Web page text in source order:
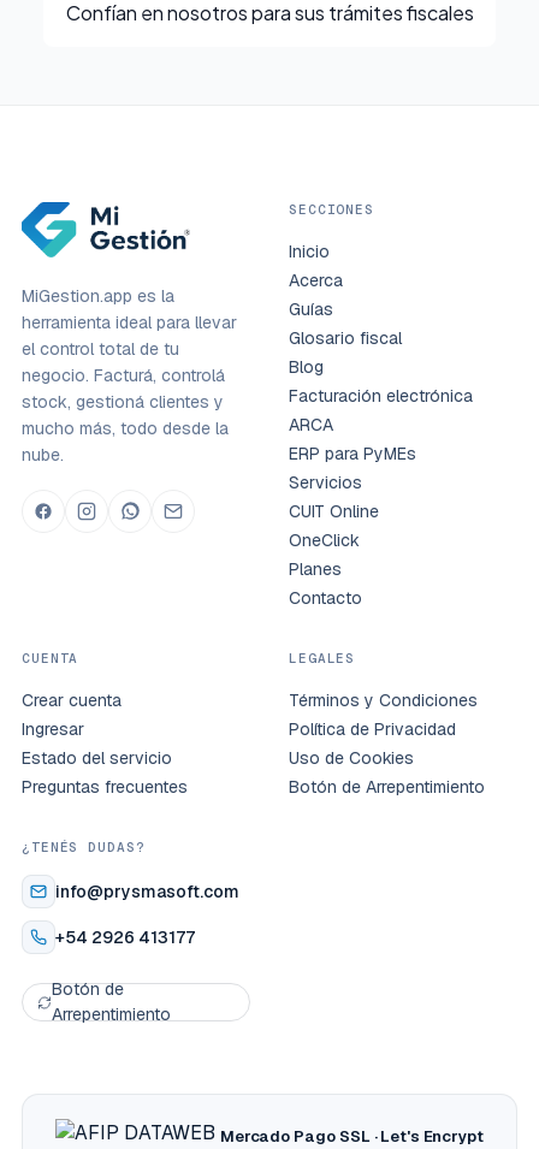
Confían en nosotros para sus trámites fiscales
MiGestion.app es la
herramienta ideal para llevar
el control total de tu
negocio. Facturá, controlá
stock, gestioná clientes y
mucho más, todo desde la
nube.
SECCIONES
Inicio
Acerca
Guías
Glosario fiscal
Blog
Facturación electrónica
ARCA
ERP para PyMEs
Servicios
CUIT Online
OneClick
Planes
Contacto
CUENTA
Crear cuenta
Ingresar
Estado del servicio
Preguntas frecuentes
LEGALES
Términos y Condiciones
Política de Privacidad
Uso de Cookies
Botón de Arrepentimiento
¿TENÉS DUDAS?
info@prysmasoft.com
+54 2926 413177
Botón de
Arrepentimiento
Mercado Pago SSL · Let's Encrypt